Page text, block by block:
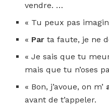
vendre. …
« Tu peux pas
« Parta faute, je ne
« Je sais que tu
mais que tu n’oses
« Bon, j’avoue, on m’
avant de t’appeler.